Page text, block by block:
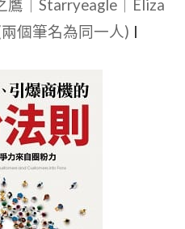
鷹｜Starryeagle｜Eliza
個筆名為同一人)